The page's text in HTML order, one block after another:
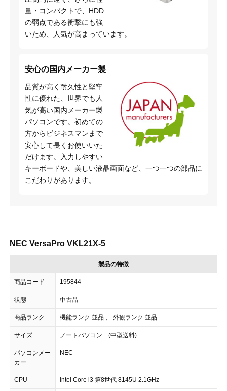
量・コンパクトで、HDD
の弱点である衝撃にも強
いため、人気が高まっています。
安心の国内メーカー製
品質が高く耐久性と堅牢
性に優れた、世界でも人
気が高い国内メーカー製
パソコンです。初めての
方からビジネスマンまで
安心して長くお使いいた
だけます。入力しやすい
キーボードや、美しい液晶画面など、一つ一つの部品に
こだわりがあります。
NEC VersaPro VKL21X-5
製品の特徴
商品コード 195844
状態 中古品
商品ランク 機能ランク:並品 、 外観ランク:並品
サイズ ノートパソコン (中型送料)
パソコンメー
カー
NEC
CPU Intel Core i3 第8世代 8145U 2.1GHz